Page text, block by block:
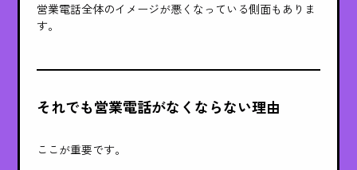
営業電話全体のイメージが悪くなっている側面もありま
す。
それでも営業電話がなくならない理由
ここが重要です。